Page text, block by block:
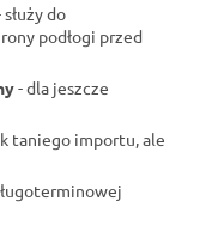
służy do
podłogi przed
- dla jeszcze
taniego importu, ale